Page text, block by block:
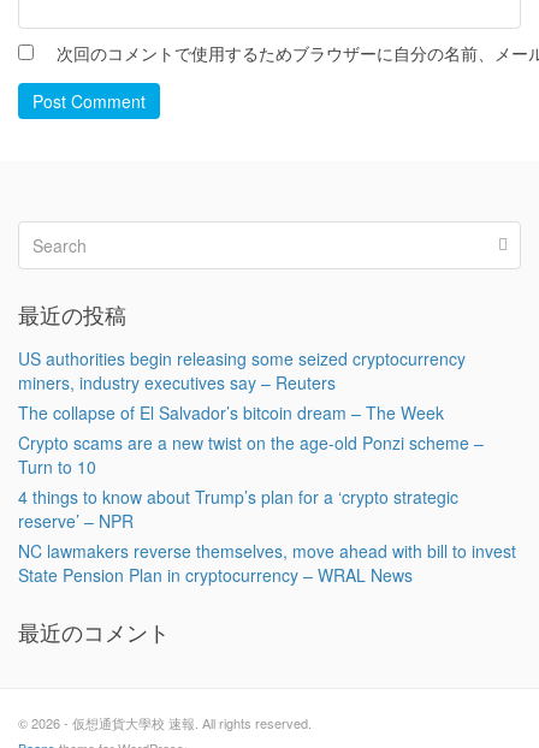
次回のコメントで使用するためブラウザーに自分の名前、メー
Post Comment
最近の投稿
US authorities begin releasing some seized cryptocurrency
miners, industry executives say – Reuters
The collapse of El Salvador’s bitcoin dream – The Week
Crypto scams are a new twist on the age-old Ponzi scheme –
Turn to 10
4 things to know about Trump’s plan for a ‘crypto strategic
reserve’ – NPR
NC lawmakers reverse themselves, move ahead with bill to invest
State Pension Plan in cryptocurrency – WRAL News
最近のコメント
© 2026 - 仮想通貨大學校 速報. All rights reserved.